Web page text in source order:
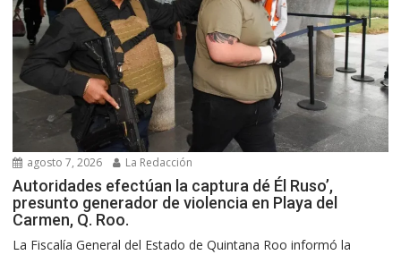
agosto 7, 2026 La Redacción
Autoridades efectúan la captura dé Él Ruso’,
presunto generador de violencia en Playa del
Carmen, Q. Roo.
La Fiscalía General del Estado de Quintana Roo informó la